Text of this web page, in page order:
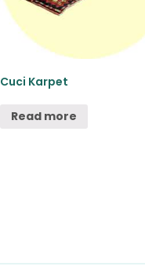
Cuci Karpet
Read more